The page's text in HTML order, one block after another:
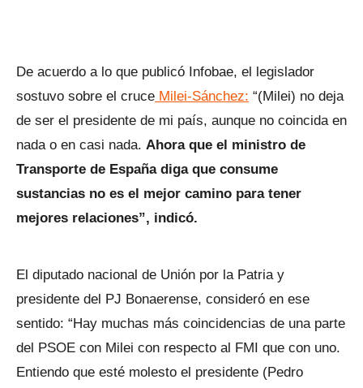
De acuerdo a lo que publicó Infobae, el legislador
sostuvo sobre el cruce Milei-Sánchez: “(Milei) no deja
de ser el presidente de mi país, aunque no coincida en
nada o en casi nada. Ahora que el ministro de
Transporte de España diga que consume
sustancias no es el mejor camino para tener
mejores relaciones”, indicó.
El diputado nacional de Unión por la Patria y
presidente del PJ Bonaerense, consideró en ese
sentido: “Hay muchas más coincidencias de una parte
del PSOE con Milei con respecto al FMI que con uno.
Entiendo que esté molesto el presidente (Pedro